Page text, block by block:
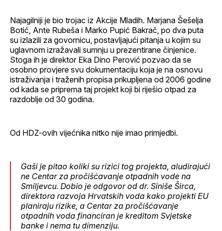
Najagilniji je bio trojac iz Akcije Mladih. Marjana Šešelja
Botić, Ante Rubeša i Marko Pupić Bakrač, po dva puta
su izlazili za govornicu, postavljajući pitanja u kojim su
uglavnom izražavali sumnju u prezentirane činjenice.
Stoga ih je direktor Eka Dino Perović pozvao da se
osobno provjere svu dokumentaciju koja je na osnovu
istraživanja i traženih propisa prikupljena od 2006 godine
od kada se priprema taj projekt koji bi riješio otpad za
razdoblje od 30 godina.
Od HDZ-ovih vijećnika nitko nije imao primjedbi.
Gaši je pitao koliki su rizici tog projekta, aludirajući
ne Centar za pročišćavanje otpadnih vode na
Smiljevcu. Dobio je odgovor od dr. Siniše Širca,
direktora razvoja Hrvatskih voda kako projekti EU
planiraju rizike, a Centar za pročišćavanje
otpadnih voda financiran je kreditom Svjetske
banke i nema tu dimenziju.